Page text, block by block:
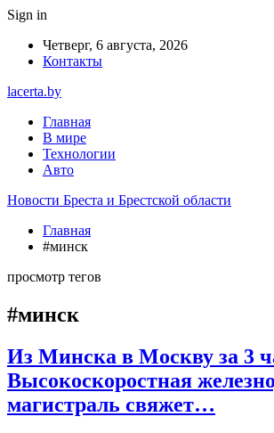
Sign in
Четверг, 6 августа, 2026
Контакты
lacerta.by
Главная
В мире
Технологии
Авто
Новости Бреста и Брестской области
Главная
#минск
просмотр тегов
#минск
Из Минска в Москву за 3
Высокоскоростная
магистраль свяжет…